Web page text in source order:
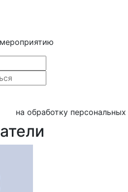
на обработку